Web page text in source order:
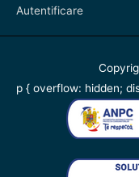
Autentificare
p { overflow: hidden;